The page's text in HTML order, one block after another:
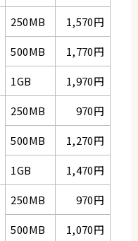
250MB
1,570円
500MB
1,770円
1GB
1,970円
250MB
970円
500MB
1,270円
1GB
1,470円
250MB
970円
500MB
1,070円